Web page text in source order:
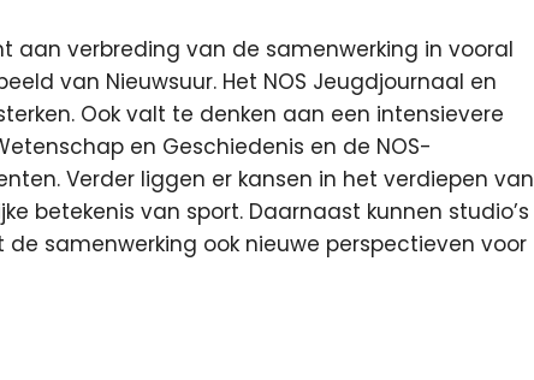
aan verbreding van de samenwerking in vooral
van Nieuwsuur. Het NOS Jeugdjournaal en
Ook valt te denken aan een intensievere
en Geschiedenis en de NOS-
Verder liggen er kansen in het verdiepen van
betekenis van sport. Daarnaast kunnen studio’s
samenwerking ook nieuwe perspectieven voor